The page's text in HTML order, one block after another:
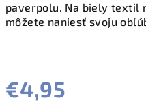
paverpolu. Na biely textil
môžete naniesť svoju
€4,95